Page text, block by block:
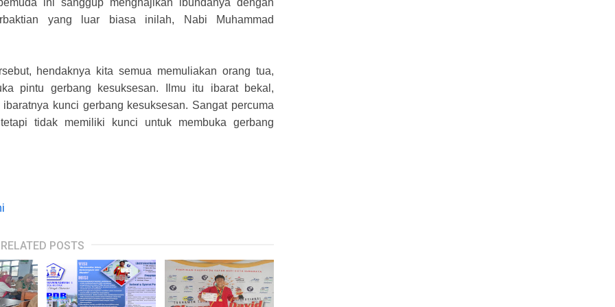
yang luar biasa inilah, Nabi Muhammad
hendaknya kita semua memuliakan orang tua,
pintu gerbang kesuksesan. Ilmu itu ibarat bekal,
kunci gerbang kesuksesan. Sangat percuma
tidak memiliki kunci untuk membuka gerbang
RELATED POSTS